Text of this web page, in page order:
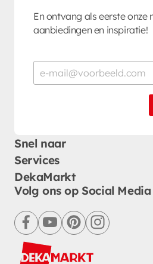
En ontvang als eerste onze
aanbiedingen en inspiratie!
Snel naar
Services
DekaMarkt
Volg ons op Social Media
facebookyoutubepinterestinstagram